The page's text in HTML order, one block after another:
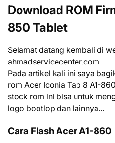
Download ROM
850 Tablet
Selamat datang kembali di
ahmadservicecenter.com
Pada artikel kali ini saya
rom Acer Iconia Tab 8 A1-860
stock rom ini bisa untuk
logo bootlop dan lainnya...
Cara Flash Acer A1-860